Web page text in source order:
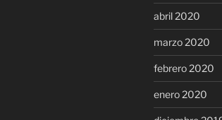
abril 2020
marzo 2020
febrero 2020
enero 2020